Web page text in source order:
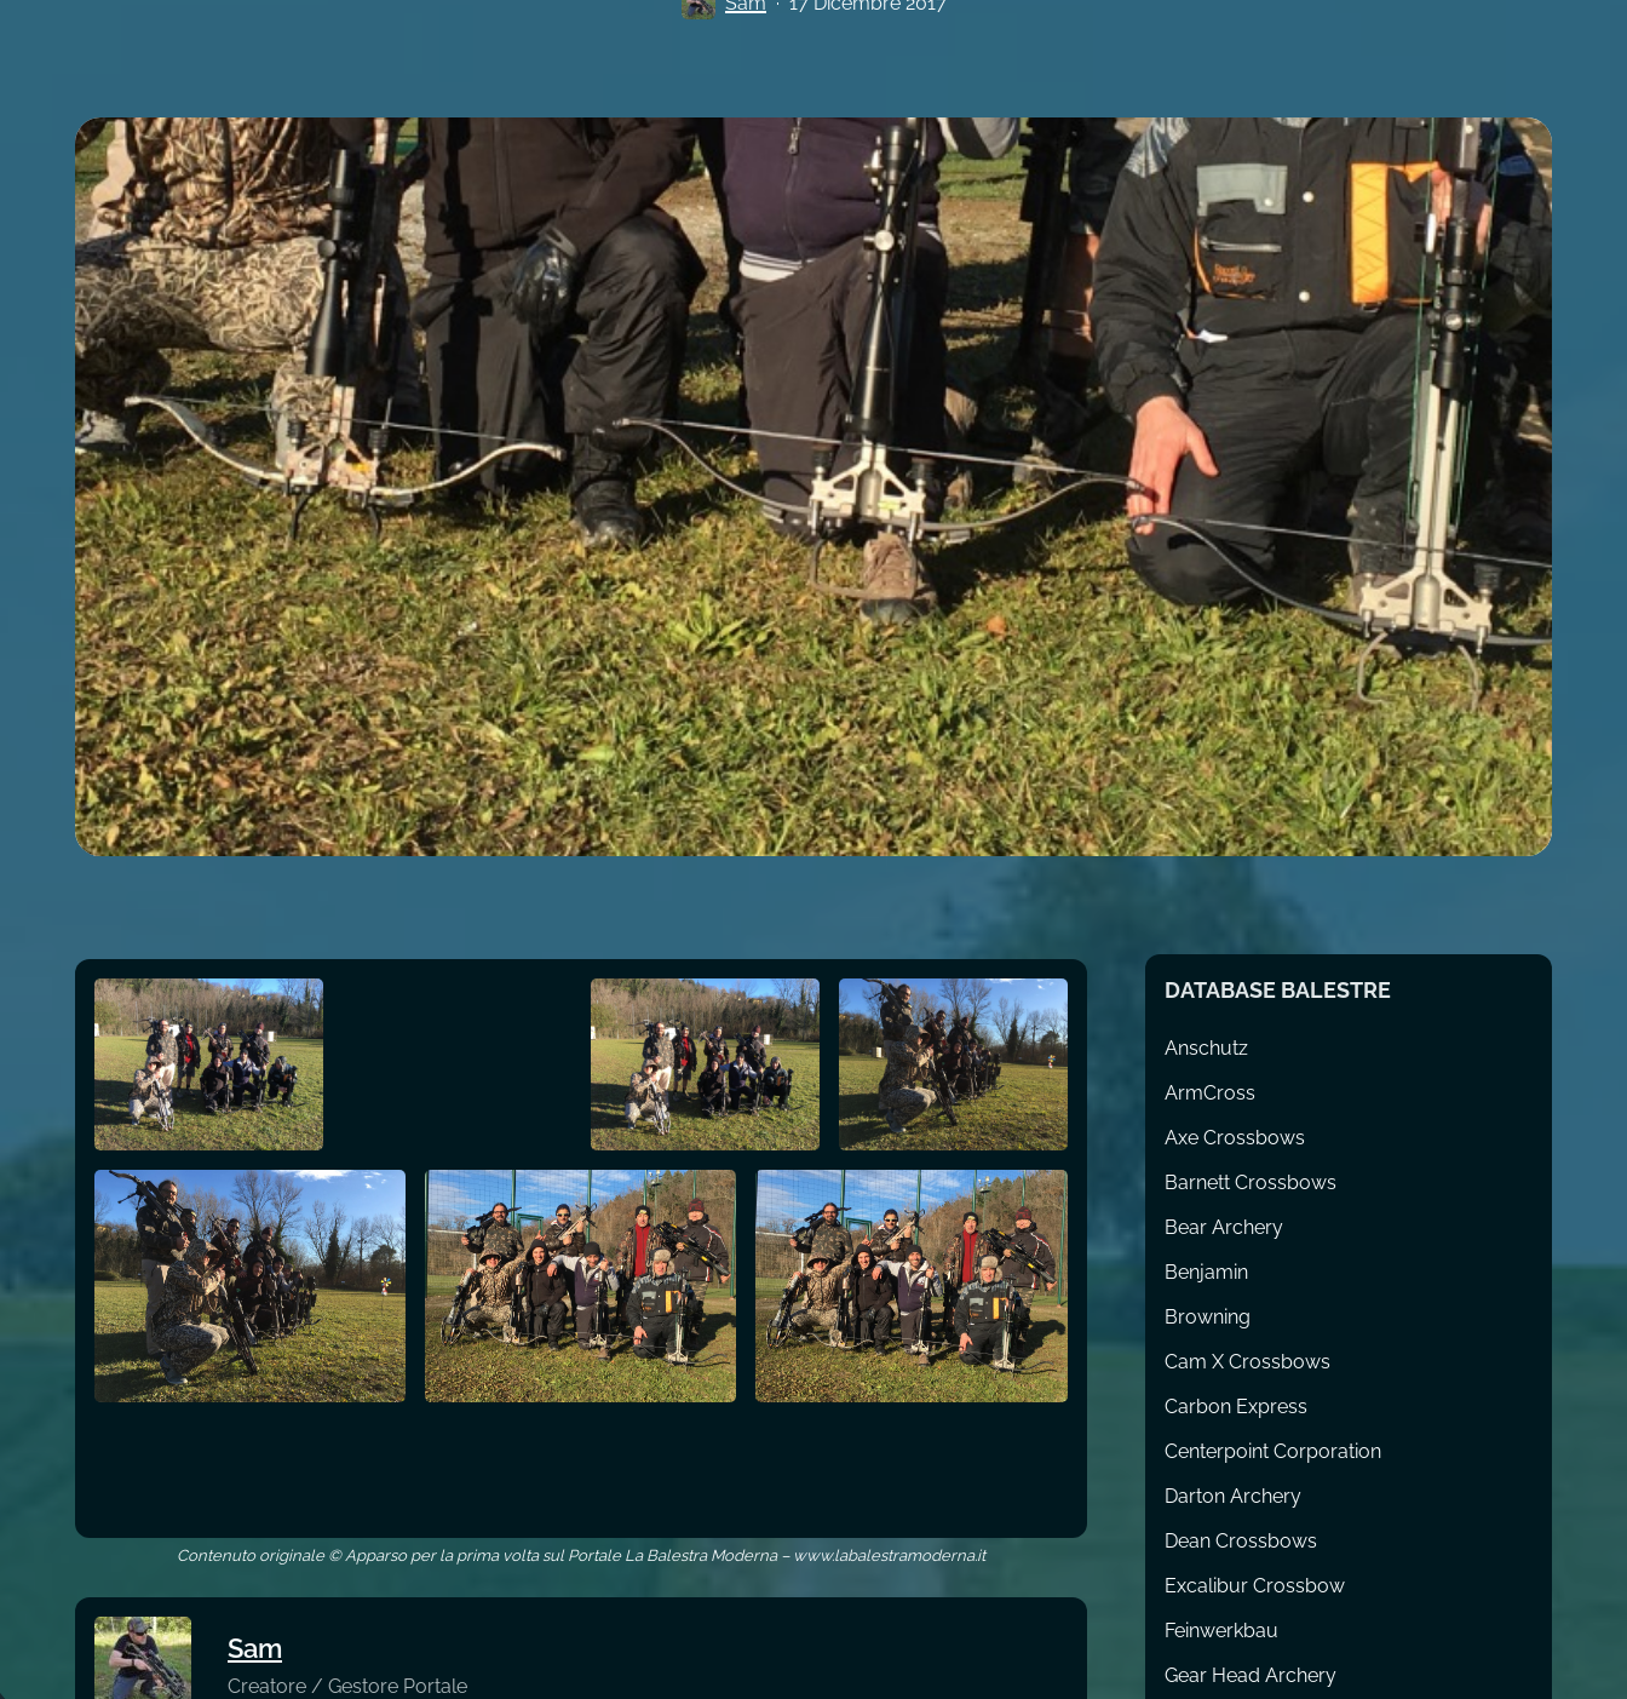
Premi INVIO per cercare o ESC per chiudere
Contenuto originale © Apparso per la prima volta sul Portale La Balestra Moderna – www.labalestramoderna.it
Sam
Creatore / Gestore Portale
DATABASE BALESTRE
Anschutz
ArmCross
Axe Crossbows
Barnett Crossbows
Bear Archery
Benjamin
Browning
Cam X Crossbows
Carbon Express
Centerpoint Corporation
Darton Archery
Dean Crossbows
Excalibur Crossbow
Feinwerkbau
Gear Head Archery